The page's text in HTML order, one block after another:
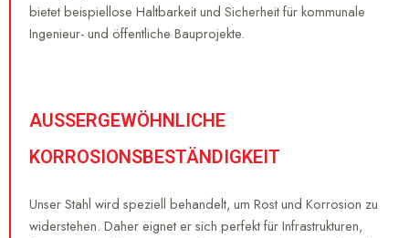
bietet beispiellose Haltbarkeit und Sicherheit für kommunale
Ingenieur- und öffentliche Bauprojekte.
AUSSERGEWÖHNLICHE
KORROSIONSBESTÄNDIGKEIT
Unser Stahl wird speziell behandelt, um Rost und Korrosion zu
widerstehen. Daher eignet er sich perfekt für Infrastrukturen,